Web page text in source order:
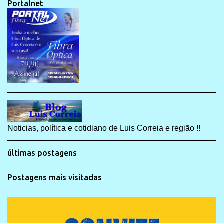
Portalnet
Noticias, política e cotidiano de Luis Correia e região !!
últimas postagens
Postagens mais visitadas